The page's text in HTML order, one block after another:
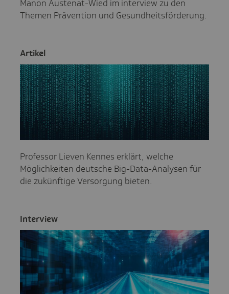
Manon Austenat-Wied im interview zu den
Themen Prävention und Gesundheitsförderung.
Artikel
Professor Lieven Kennes erklärt, welche
Möglichkeiten deutsche Big-Data-Analysen für
die zukünftige Versorgung bieten.
Inter­view